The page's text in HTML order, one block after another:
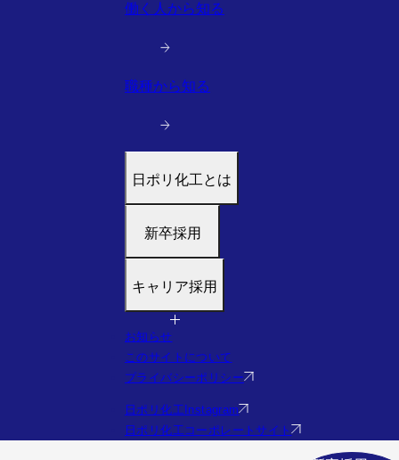
働く人から知る
職種から知る
日ポリ化工とは
代表メッセージ
すぐわかる日ポリ化工
会社情報・沿革
事業・実績を見る（実績サイトへ）
新卒採用
福利厚生・研修
採用フロー
Q&A
社員の様子
キャリア採用
募集職種
福利厚生・研修
Q&A
お知らせ
このサイトについて
プライバシーポリシー
日ポリ化工Instagram
日ポリ化工コーポレートサイト